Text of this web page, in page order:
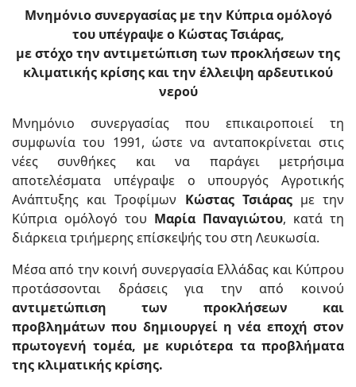
Μνημόνιο συνεργασίας με την Κύπρια ομόλογό
του υπέγραψε ο Κώστας Τσιάρας,
με στόχο την αντιμετώπιση των προκλήσεων της
κλιματικής κρίσης και την έλλειψη αρδευτικού
νερού
Μνημόνιο συνεργασίας που επικαιροποιεί τη
συμφωνία του 1991, ώστε να ανταποκρίνεται στις
νέες συνθήκες και να παράγει μετρήσιμα
αποτελέσματα υπέγραψε ο υπουργός Αγροτικής
Ανάπτυξης και Τροφίμων Κώστας Τσιάραςμε την
Κύπρια ομόλογό του Μαρία Παναγιώτου, κατά τη
διάρκεια τριήμερης επίσκεψής του στη Λευκωσία.
Μέσα από την κοινή συνεργασία Ελλάδας και Κύπρου
προτάσσονται δράσεις για την από κοινού
αντιμετώπιση των προκλήσεων και
προβλημάτων που δημιουργεί η νέα εποχή στον
πρωτογενή τομέα, με κυριότερα τα προβλήματα
της κλιματικής κρίσης.